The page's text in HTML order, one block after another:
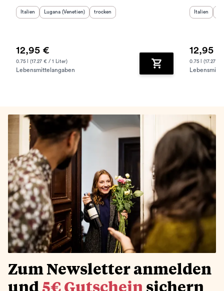
Herkunftsland:
Italien Herkunftsregion:
Lugana (Venetien) Geschmack
trocken
12,95 €
0.75 l (17.27 € / 1 Liter)
Lebensmittelangaben Zum Warenkorb
Italien
12,95 €
0.75 l (17.27 €
Zum Newsletter anmelden
und 5€ Gutschein sichern